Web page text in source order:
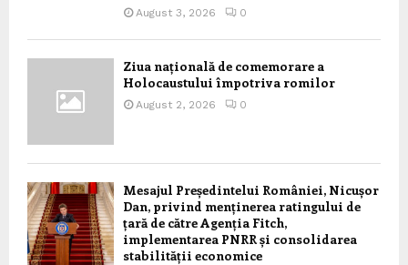
August 3, 2026 0
Ziua națională de comemorare a
Holocaustului împotriva romilor
August 2, 2026 0
Mesajul Președintelui României, Nicușor
Dan, privind menținerea ratingului de
țară de către Agenția Fitch,
implementarea PNRR și consolidarea
stabilității economice